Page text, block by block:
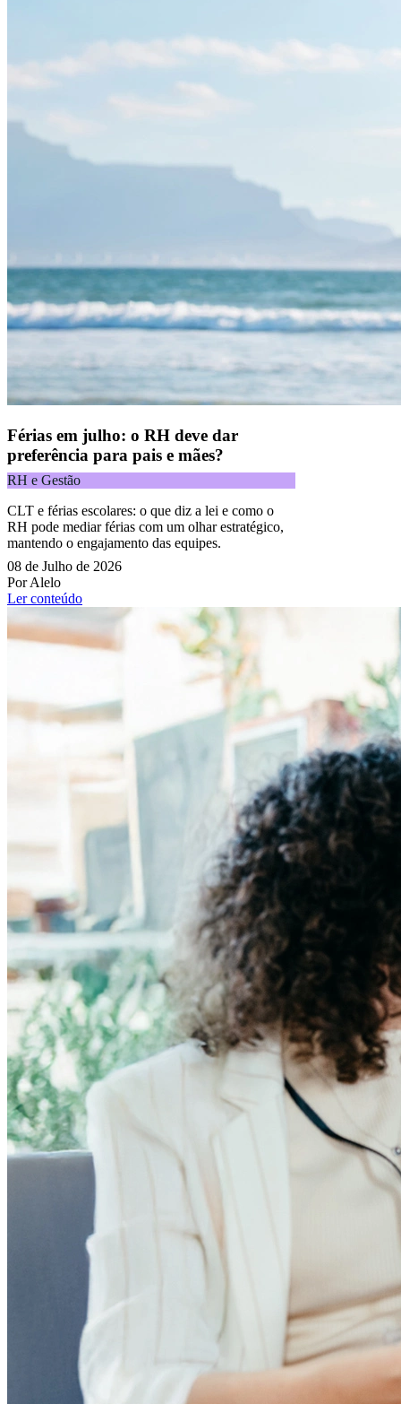
Férias em julho: o RH deve dar
preferência para pais e mães?
RH e Gestão
CLT e férias escolares: o que diz a lei e como o
RH pode mediar férias com um olhar estratégico,
mantendo o engajamento das equipes.
08 de Julho de 2026
Por Alelo
Ler conteúdo